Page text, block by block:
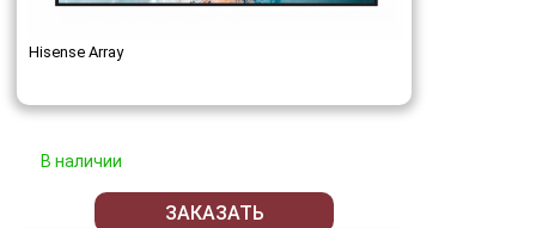
Hisense Array
В наличии
ЗАКАЗАТЬ